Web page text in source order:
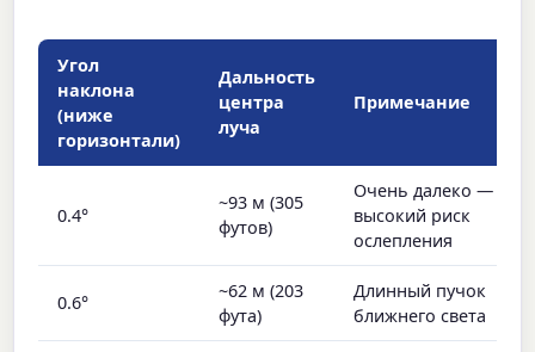
Угол
наклона
(ниже
горизонтали)
Дальность
центра
луча
Примечание
0.4°
~93 м (305
футов)
Очень далеко —
высокий риск
ослепления
0.6°
~62 м (203
фута)
Длинный пучок
ближнего света